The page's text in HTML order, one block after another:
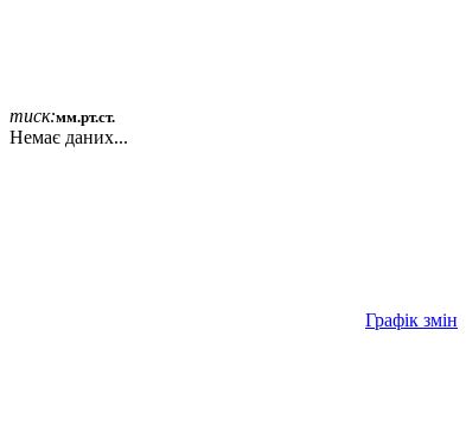
тиск:мм.рт.ст.
Немає даних...
Графік змін